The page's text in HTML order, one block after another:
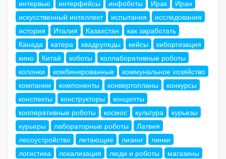
интервью
интерфейсы инфоботы Ирак
Иран
искусственный интеллект
испытания
исследования
история
Италия Казахстан
как заработать
Канада
катера квадрупеды кейсы
киборгизация
кино
Китай коботы
коллаборативные роботы
колонки
комбинированные
коммунальное хозяйство
компании
компоненты конвертопланы
конкурсы
конспекты
конструкторы
концепты
кооперативные роботы
космос культура
курьезы
курьеры
лабораторные роботы
Латвия
лесоустройство
летающие лизинг
линки
логистика
локализация люди и роботы
магазины